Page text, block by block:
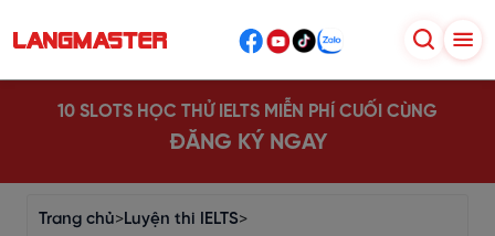
10 SLOTS HỌC THỬ IELTS MIỄN PHÍ CUỐI CÙNG
ĐĂNG KÝ NGAY
Trang chủ>Luyện thi IELTS>